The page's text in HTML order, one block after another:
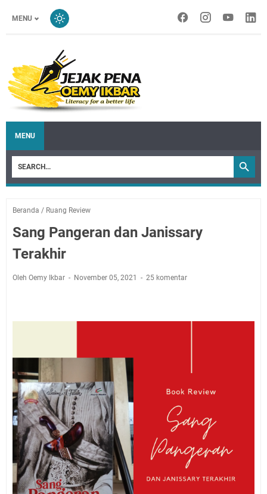
MENU
MENU
Beranda / Ruang Review
Sang Pangeran dan Janissary
Terakhir
Oleh Oemy Ikbar November 05, 2021 25 komentar